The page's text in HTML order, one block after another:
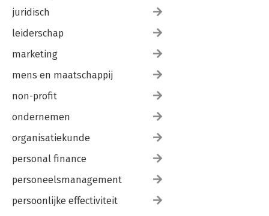
juridisch
leiderschap
marketing
mens en maatschappij
non-profit
ondernemen
organisatiekunde
personal finance
personeelsmanagement
persoonlijke effectiviteit